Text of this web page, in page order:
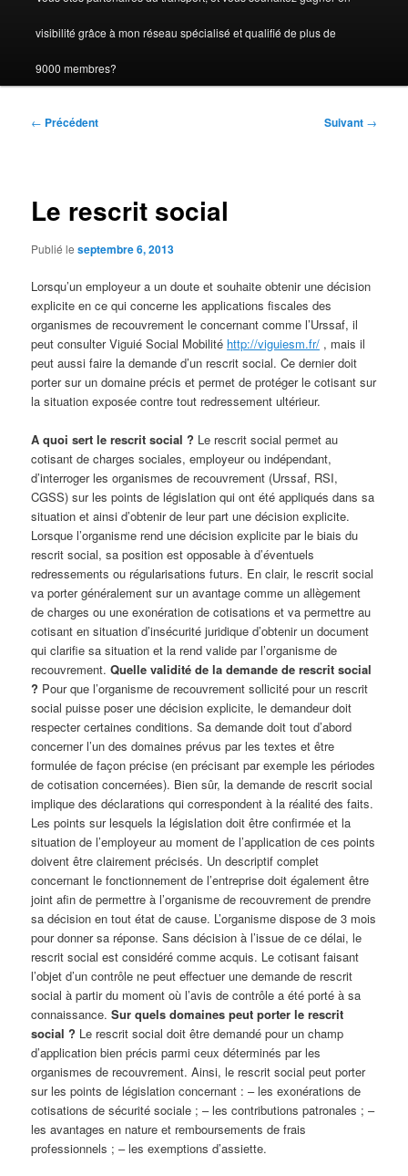
visibilité grâce à mon réseau spécialisé et qualifié de plus de
9000 membres?
Navigation
← Précédent Suivant →
Le rescrit social
Publié leseptembre 6, 2013
Lorsqu’un employeur a un doute et souhaite obtenir une décision
explicite en ce qui concerne les applications fiscales des
organismes de recouvrement le concernant comme l’Urssaf, il
peut consulter Viguié Social Mobilité http://viguiesm.fr/ , mais il
peut aussi faire la demande d’un rescrit social. Ce dernier doit
porter sur un domaine précis et permet de protéger le cotisant sur
la situation exposée contre tout redressement ultérieur.
A quoi sert le rescrit social ? Le rescrit social permet au
cotisant de charges sociales, employeur ou indépendant,
d’interroger les organismes de recouvrement (Urssaf, RSI,
CGSS) sur les points de législation qui ont été appliqués dans sa
situation et ainsi d’obtenir de leur part une décision explicite.
Lorsque l’organisme rend une décision explicite par le biais du
rescrit social, sa position est opposable à d’éventuels
redressements ou régularisations futurs. En clair, le rescrit social
va porter généralement sur un avantage comme un allègement
de charges ou une exonération de cotisations et va permettre au
cotisant en situation d’insécurité juridique d’obtenir un document
qui clarifie sa situation et la rend valide par l’organisme de
recouvrement.Quelle validité de la demande de rescrit social
? Pour que l’organisme de recouvrement sollicité pour un rescrit
social puisse poser une décision explicite, le demandeur doit
respecter certaines conditions. Sa demande doit tout d’abord
concerner l’un des domaines prévus par les textes et être
formulée de façon précise (en précisant par exemple les périodes
de cotisation concernées). Bien sûr, la demande de rescrit social
implique des déclarations qui correspondent à la réalité des faits.
Les points sur lesquels la législation doit être confirmée et la
situation de l’employeur au moment de l’application de ces points
doivent être clairement précisés. Un descriptif complet
concernant le fonctionnement de l’entreprise doit également être
joint afin de permettre à l’organisme de recouvrement de prendre
sa décision en tout état de cause. L’organisme dispose de 3 mois
pour donner sa réponse. Sans décision à l’issue de ce délai, le
rescrit social est considéré comme acquis. Le cotisant faisant
l’objet d’un contrôle ne peut effectuer une demande de rescrit
social à partir du moment où l’avis de contrôle a été porté à sa
connaissance.Sur quels domaines peut porter le rescrit
social ? Le rescrit social doit être demandé pour un champ
d’application bien précis parmi ceux déterminés par les
organismes de recouvrement. Ainsi, le rescrit social peut porter
sur les points de législation concernant : – les exonérations de
cotisations de sécurité sociale ; – les contributions patronales ; –
les avantages en nature et remboursements de frais
professionnels ; – les exemptions d’assiette.